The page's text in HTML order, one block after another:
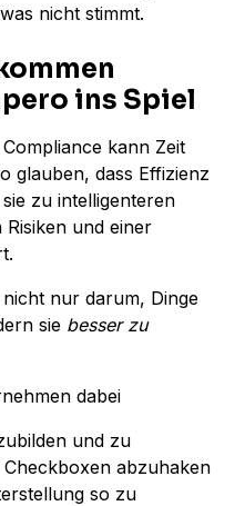
nicht stimmt.
ins Spiel
kann Zeit
glauben, dass Effizienz
zu intelligenteren
Risiken und einer
nur darum, Dinge
sie besser zu
dabei
und zu
abzuhaken
so zu